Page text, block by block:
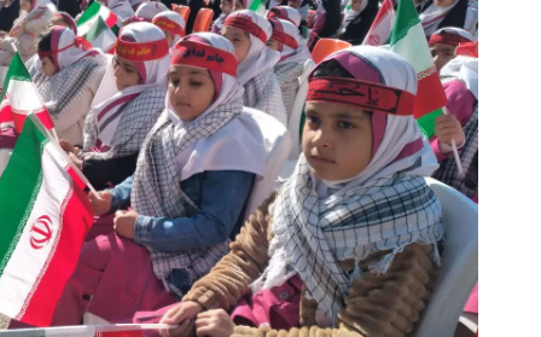
روزنامه‌های ورزشی شنبه ۱۷ مرداد ۱۴۰۵